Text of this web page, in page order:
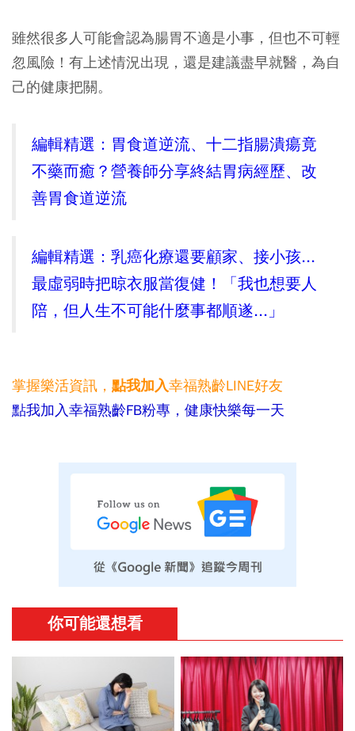
雖然很多人可能會認為腸胃不適是小事，但也不可輕
忽風險！有上述情況出現，還是建議盡早就醫，為自
己的健康把關。
編輯精選：胃食道逆流、十二指腸潰瘍竟
不藥而癒？營養師分享終結胃病經歷、改
善胃食道逆流
編輯精選：乳癌化療還要顧家、接小孩...
最虛弱時把晾衣服當復健！「我也想要人
陪，但人生不可能什麼事都順遂...」
掌握樂活資訊， 點我加入幸福熟齡LINE好友
點我加入幸福熟齡FB粉專，健康快樂每一天